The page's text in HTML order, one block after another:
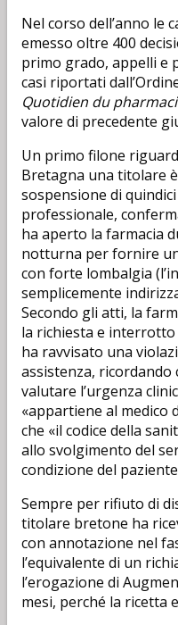
Nel corso dell’anno le
emesso oltre 400
primo grado, appelli e
casi riportati
Quotidien du
valore di precedente
Un primo filone
Bretagna una titolare
sospensione di
professionale,
ha aperto la farmacia
notturna per fornire
con forte lombalgia
semplicemente
Secondo gli atti, la
la richiesta e interrotto
ha ravvisato una
assistenza,
valutare l’urgenza
«appartiene al medico
che «il codice della
allo svolgimento del
condizione del
Sempre per rifiuto di
titolare bretone ha
con annotazione nel
l’equivalente di un
l’erogazione di
mesi, perché la ricetta